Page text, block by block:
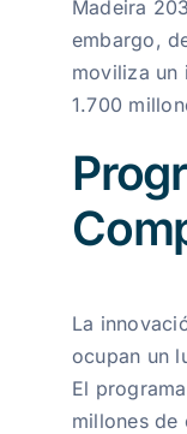
Madeira
embargo,
moviliza un
1.700
La
ocupan un
El
millones de